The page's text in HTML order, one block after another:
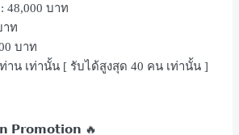
48,000 บาท
าท
บาท
าน เท่านั้น [ รับได้สูงสุด 40 คน เท่านั้น ]
𝗣𝗿𝗼𝗺𝗼𝘁𝗶𝗼𝗻 🔥